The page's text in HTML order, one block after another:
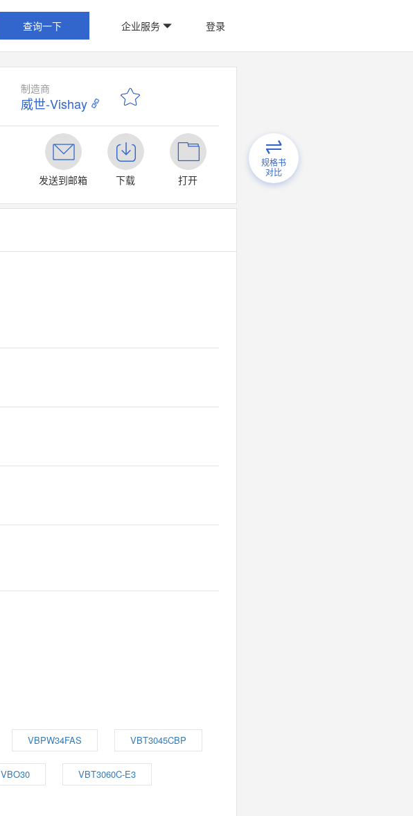
查询一下 企业服务 登录
制造商
威世-Vishay
发送到邮箱
下载 打开
规格书
对比
VBPW34FAS VBT3045CBP
VBO30 VBT3060C-E3